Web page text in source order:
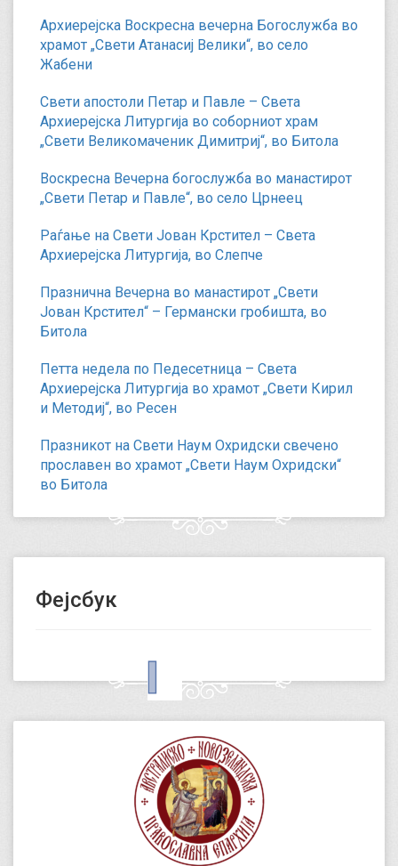
Архиерејска Воскресна вечерна Богослужба во
храмот „Свети Атанасиј Велики“, во село
Жабени
Свети апостоли Петар и Павле – Света
Архиерејска Литургија во соборниот храм
„Свети Великомаченик Димитриј“, во Битола
Воскресна Вечерна богослужба во манастирот
„Свети Петар и Павле“, во село Црнеец
Раѓање на Свети Јован Крстител – Света
Архиерејска Литургија, во Слепче
Празнична Вечерна во манастирот „Свети
Јован Крстител“ – Германски гробишта, во
Битола
Петта недела по Педесетница – Света
Архиерејска Литургија во храмот „Свети Кирил
и Методиј“, во Ресен
Празникот на Свети Наум Охридски свечено
прославен во храмот „Свети Наум Охридски“
во Битола
Фејсбук